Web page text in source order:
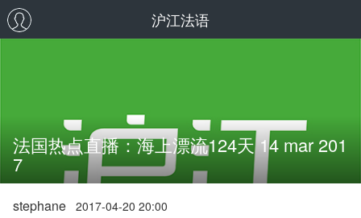
沪江法语
法国热点直播：海上漂流124天 14 mar 201
7
stephane 2017-04-20 20:00